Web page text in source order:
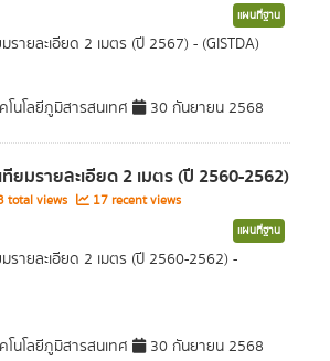
แผนที่ฐาน
ายละเอียด 2 เมตร (ปี 2567) - (GISTDA)
นโลยีภูมิสารสนเทศ 30 กันยายน 2568
ยมรายละเอียด 2 เมตร (ปี 2560-2562)
total views 17 recent views
แผนที่ฐาน
รายละเอียด 2 เมตร (ปี 2560-2562) -
นโลยีภูมิสารสนเทศ 30 กันยายน 2568